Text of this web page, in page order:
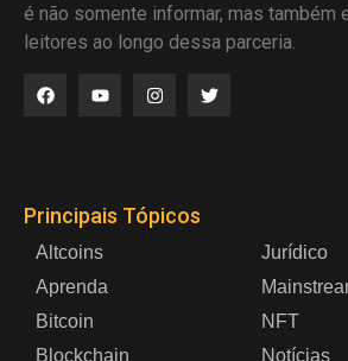
é não somente informar, mas também
leitores ao longo dessa parceria.
Principais Tópicos
Altcoins
Aprenda
Bitcoin
Blockchain
Jurídico
NFT
Notícias